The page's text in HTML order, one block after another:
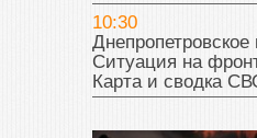
10:30
Ситуация на
Карта и сводка